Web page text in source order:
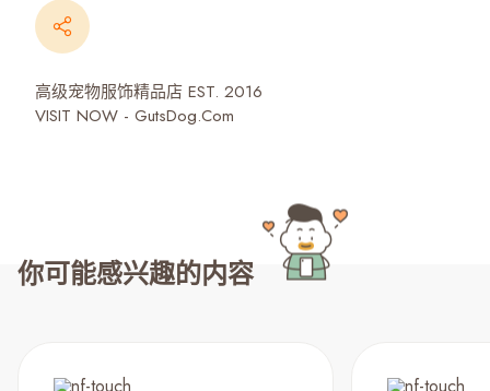
高级宠物服饰精品店 EST. 2016
VISIT NOW - GutsDog.Com
你可能感兴趣的内容